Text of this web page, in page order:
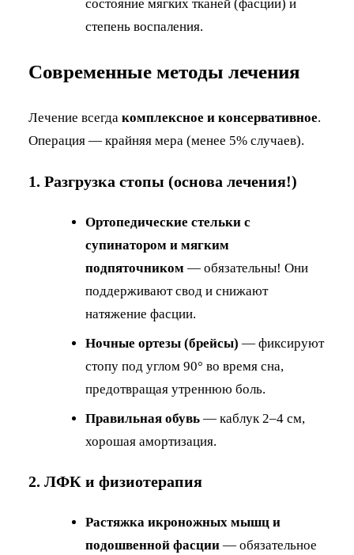
состояние мягких тканей (фасции) и
степень воспаления.
Современные методы лечения
Лечение всегда комплексное и консервативное.
Операция — крайняя мера (менее 5% случаев).
1. Разгрузка стопы (основа лечения!)
Ортопедические стельки с
супинатором и мягким
подпяточником — обязательны! Они
поддерживают свод и снижают
натяжение фасции.
Ночные ортезы (брейсы) — фиксируют
стопу под углом 90° во время сна,
предотвращая утреннюю боль.
Правильная обувь — каблук 2–4 см,
хорошая амортизация.
2. ЛФК и физиотерапия
Растяжка икроножных мышц и
подошвенной фасции — обязательное